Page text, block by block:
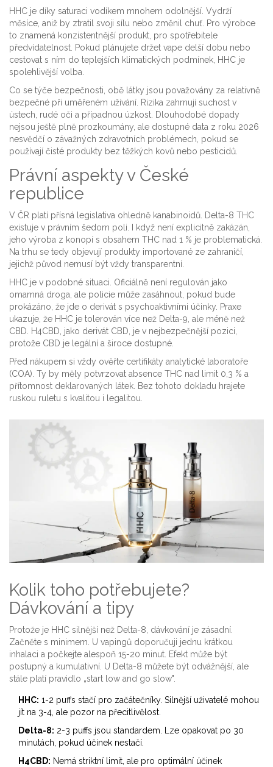
HHC je díky saturaci vodíkem mnohem odolnější. Vydrží
měsíce, aniž by ztratil svoji sílu nebo změnil chuť. Pro výrobce
to znamená konzistentnější produkt, pro spotřebitele
předvídatelnost. Pokud plánujete držet vape delší dobu nebo
cestovat s ním do teplejších klimatických podmínek, HHC je
spolehlivější volba.
Co se týče bezpečnosti, obě látky jsou považovány za relativně
bezpečné při uměřeném užívání. Rizika zahrnují suchost v
ústech, rudé oči a případnou úzkost. Dlouhodobé dopady
nejsou ještě plně prozkoumány, ale dostupné data z roku 2026
nesvědčí o závažných zdravotních problémech, pokud se
používají čisté produkty bez těžkých kovů nebo pesticidů.
Právní aspekty v České
republice
V ČR platí přísná legislativa ohledně kanabinoidů. Delta-8 THC
existuje v právním šedom poli. I když není explicitně zakázán,
jeho výroba z konopí s obsahem THC nad 1 % je problematická.
Na trhu se tedy objevují produkty importované ze zahraničí,
jejichž původ nemusí být vždy transparentní.
HHC je v podobné situaci. Oficiálně není regulován jako
omamná droga, ale policie může zasáhnout, pokud bude
prokázáno, že jde o derivát s psychoaktivními účinky. Praxe
ukazuje, že HHC je tolerován více než Delta-9, ale méně než
CBD. H4CBD, jako derivát CBD, je v nejbezpečnější pozici,
protože CBD je legální a široce dostupné.
Před nákupem si vždy ověřte certifikáty analytické laboratoře
(COA). Ty by měly potvrzovat absence THC nad limit 0,3 % a
přítomnost deklarovaných látek. Bez tohoto dokladu hrajete
ruskou ruletu s kvalitou i legalitou.
Kolik toho potřebujete?
Dávkování a tipy
Protože je HHC silnější než Delta-8, dávkování je zásadní.
Začněte s minimem. U vapingů doporučuji jednu krátkou
inhalaci a počkejte alespoň 15-20 minut. Efekt může být
postupný a kumulativní. U Delta-8 můžete být odvážnější, ale
stále platí pravidlo „start low and go slow".
HHC: 1-2 puffs stačí pro začátečníky. Silnější uživatelé mohou
jít na 3-4, ale pozor na přecitlivělost.
Delta-8: 2-3 puffs jsou standardem. Lze opakovat po 30
minutách, pokud účinek nestačí.
H4CBD: Nemá striktní limit, ale pro optimální účinek